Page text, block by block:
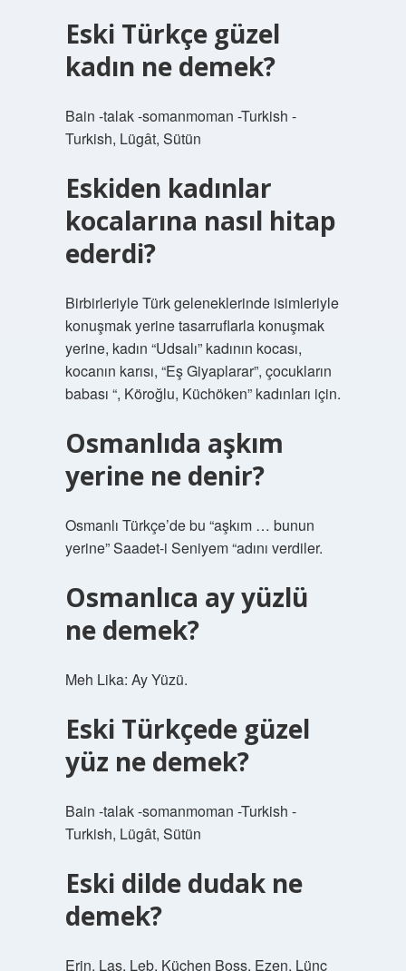
Eski Türkçe güzel
kadın ne demek?
Bain -talak -somanmoman -Turkish -
Turkish, Lügât, Sütün
Eskiden kadınlar
kocalarına nasıl hitap
ederdi?
Birbirleriyle Türk geleneklerinde isimleriyle
konuşmak yerine tasarruflarla konuşmak
yerine, kadın “Udsalı” kadının kocası,
kocanın karısı, “Eş Giyaplarar”, çocukların
babası “, Köroğlu, Küchöken” kadınları için.
Osmanlıda aşkım
yerine ne denir?
Osmanlı Türkçe’de bu “aşkım … bunun
yerine” Saadet-i Seniyem “adını verdiler.
Osmanlıca ay yüzlü
ne demek?
Meh Lika: Ay Yüzü.
Eski Türkçede güzel
yüz ne demek?
Bain -talak -somanmoman -Turkish -
Turkish, Lügât, Sütün
Eski dilde dudak ne
demek?
Erin, Laş, Leb, Küchen Boss, Ezen, Lünc